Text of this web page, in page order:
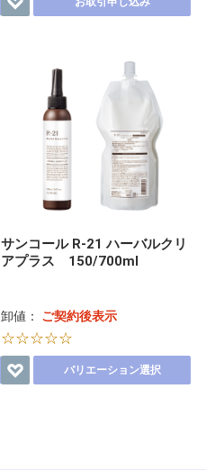
サンコール R-21 ハーバルクリ
アプラス 150/700ml
卸値： ご契約後表示
☆☆☆☆☆
バリエーション選択